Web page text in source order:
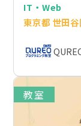
IT・Web
東京都 世田谷
教室